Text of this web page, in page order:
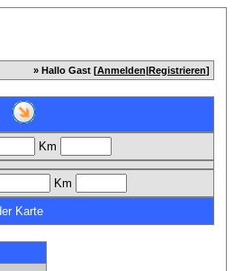
» Hallo Gast [Anmelden|Registrieren]
Km
Km
Karte